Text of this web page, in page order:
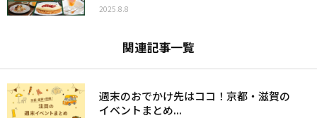
2025.8.8
関連記事一覧
週末のおでかけ先はココ！京都・滋賀の
イベントまとめ...